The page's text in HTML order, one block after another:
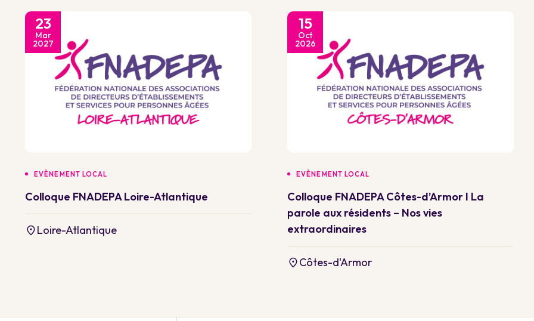
23
Mar
2027
EVÈNEMENT LOCAL
Colloque FNADEPA Loire-Atlantique
Loire-Atlantique
15
Oct
2026
EVÈNEMENT LOCAL
Colloque FNADEPA Côtes-d’Armor I La
parole aux résidents – Nos vies
extraordinaires
Côtes-d'Armor